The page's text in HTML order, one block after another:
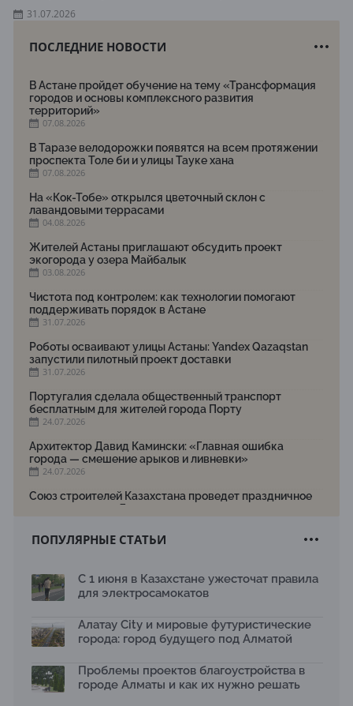
31.07.2026
ПОСЛЕДНИЕ НОВОСТИ
В Астане пройдет обучение на тему «Трансформация
городов и основы комплексного развития
территорий»
07.08.2026
В Таразе велодорожки появятся на всем протяжении
проспекта Толе би и улицы Тауке хана
07.08.2026
На «Кок-Тобе» открылся цветочный склон с
лавандовыми террасами
04.08.2026
Жителей Астаны приглашают обсудить проект
экогорода у озера Майбалык
03.08.2026
Чистота под контролем: как технологии помогают
поддерживать порядок в Астане
31.07.2026
Роботы осваивают улицы Астаны: Yandex Qazaqstan
запустили пилотный проект доставки
31.07.2026
Португалия сделала общественный транспорт
бесплатным для жителей города Порту
24.07.2026
Архитектор Давид Камински: «Главная ошибка
города — смешение арыков и ливневки»
24.07.2026
Союз строителей Казахстана проведет праздничное
мероприятие ко Дню строителя
Новый Строительный кодекс: что изменилось для
17.07.2026
рободоставки в Астане
15.07.2026
2026 принимает заявки до 31 июля
13.07.2026
ПОПУЛЯРНЫЕ СТАТЬИ
С 1 июня в Казахстане ужесточат правила
для электросамокатов
Алатау City и мировые футуристические
города: город будущего под Алматой
Проблемы проектов благоустройства в
городе Алматы и как их нужно решать